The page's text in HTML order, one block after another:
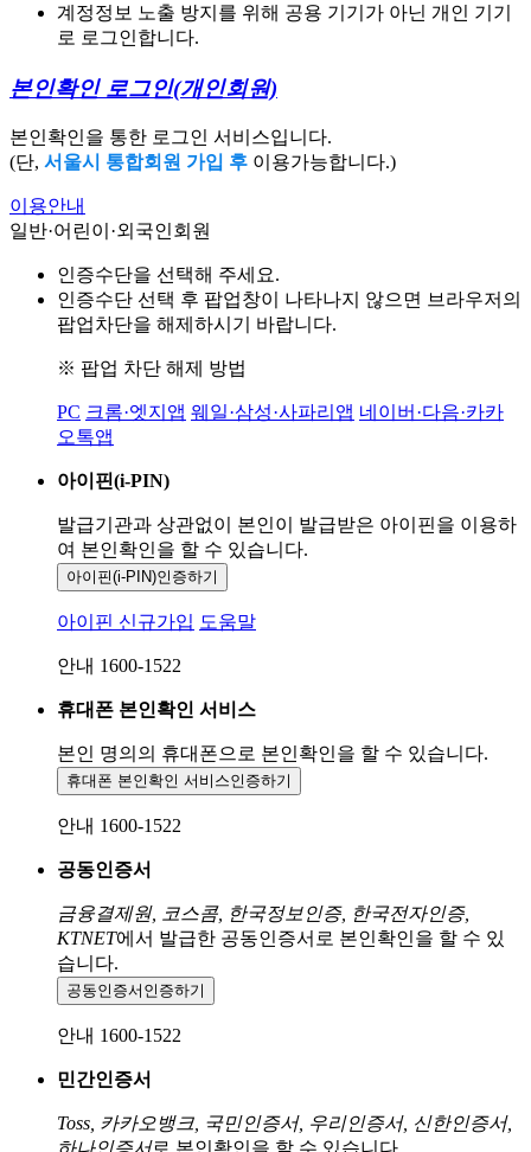
계정정보 노출 방지를 위해 공용 기기가 아닌 개인 기기
로 로그인합니다.
본인확인 로그인(개인회원)
본인확인을 통한 로그인 서비스입니다.
(단, 서울시 통합회원 가입 후 이용가능합니다.)
이용안내
일반·어린이·외국인회원
인증수단을 선택해 주세요.
인증수단 선택 후 팝업창이 나타나지 않으면 브라우저의
팝업차단을 해제하시기 바랍니다.
※ 팝업 차단 해제 방법
PC 크롬·엣지앱 웨일·삼성·사파리앱 네이버·다음·카카
오톡앱
아이핀(i-PIN)
발급기관과 상관없이 본인이 발급받은 아이핀을 이용하
여 본인확인을 할 수 있습니다.
아이핀(i-PIN)인증하기
아이핀 신규가입 도움말
안내 1600-1522
휴대폰 본인확인 서비스
본인 명의의 휴대폰으로 본인확인을 할 수 있습니다.
휴대폰 본인확인 서비스인증하기
안내 1600-1522
공동인증서
금융결제원, 코스콤, 한국정보인증, 한국전자인증,
KTNET에서 발급한 공동인증서로 본인확인을 할 수 있
습니다.
공동인증서 인증하기
안내 1600-1522
민간인증서
Toss, 카카오뱅크, 국민인증서, 우리인증서, 신한인증서,